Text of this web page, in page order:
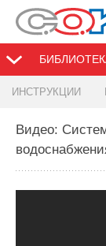
ИНСТРУКЦИИ
Видео: